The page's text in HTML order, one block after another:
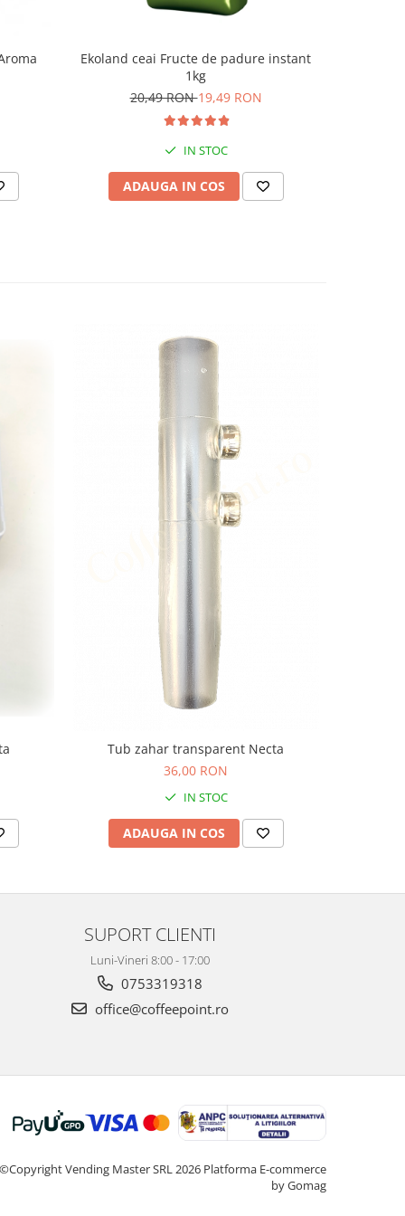
Ekoland ceai Fructe de padure instant
1kg
20,49 RON19,49 RON
IN STOC
ADAUGA IN COS
Tub zahar transparent Necta
36,00 RON
IN STOC
ADAUGA IN COS
SUPORT CLIENTI
Luni-Vineri 8:00 - 17:00
0753319318
office@coffeepoint.ro
©Copyright Vending Master SRL 2026 Platforma E-commerce
by Gomag